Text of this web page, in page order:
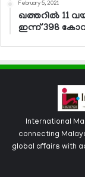
February 5, 2021
ഖത്തറില്‍ 11
ഇന്ന് 398
International
connecting
global affairs with